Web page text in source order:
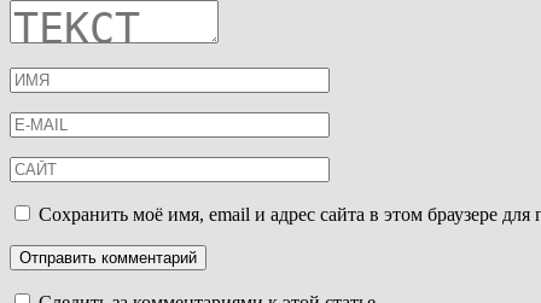
Сохранить моё имя, email и адрес сайта в этом браузере